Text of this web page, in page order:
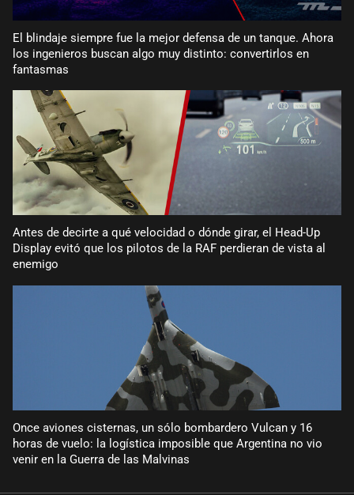
El blindaje siempre fue la mejor defensa de un tanque. Ahora
los ingenieros buscan algo muy distinto: convertirlos en
fantasmas
Antes de decirte a qué velocidad o dónde girar, el Head-Up
Display evitó que los pilotos de la RAF perdieran de vista al
enemigo
Once aviones cisternas, un sólo bombardero Vulcan y 16
horas de vuelo: la logística imposible que Argentina no vio
venir en la Guerra de las Malvinas